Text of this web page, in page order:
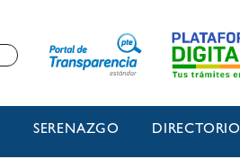
SERENAZGO DIRECTORIO